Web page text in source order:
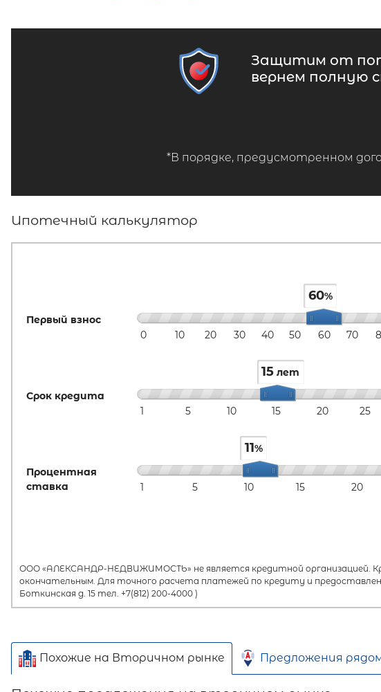
Защитим от
вернем полную
*В порядке, предусмотренном
Ипотечный калькулятор
Первый взнос
60%
0 10 20 30 40 50 60 70
Срок кредита
15 лет
1 5 10 15 20 25
Процентная
ставка
11%
1 5 10 15 20
ООО «АЛЕКСАНДР-НЕДВИЖИМОСТЬ» не является кредитной организацией.
окончательным. Для точного расчета платежей по кредиту и
Боткинская д. 15 тел. +7(812) 200-4000 )
Похожие на Вторичном рынке Предложения